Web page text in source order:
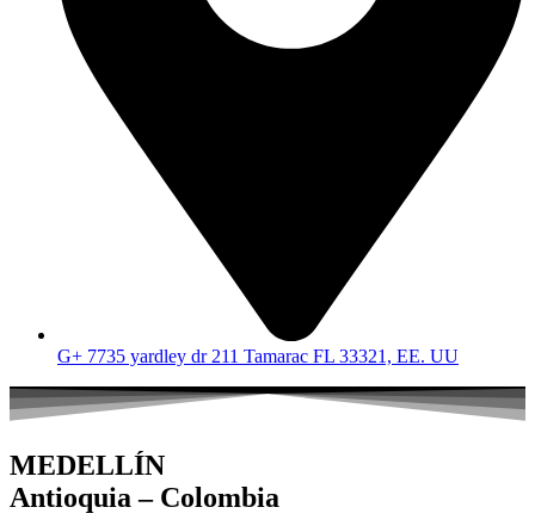
G+ 7735 yardley dr 211 Tamarac FL 33321, EE. UU
MEDELLÍN
Antioquia – Colombia